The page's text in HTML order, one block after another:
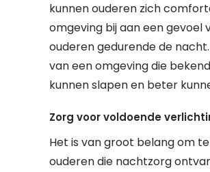
kunnen ouderen zich
omgeving bij aan een gevoel
ouderen gedurende de
van een omgeving die
kunnen slapen en beter
Zorg voor voldoende
Het is van groot belang om
ouderen die nachtzorg